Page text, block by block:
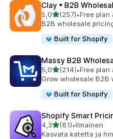
Clay • B2B
5,0/ 5 tähteä
(257)
257 arvostelua
•Free plan
B2B wholesale
Built for Shopify
Massy B2B
5,0/ 5 tähteä
(214)
214 arvostelua
•Free plan
Grow wholesale B2B
Built for Shopify
Shopify Smart
4,3/ 5 tähteä
(81)
81 arvostelua yhteensä
•Ilmainen
Kasvata katetta ja